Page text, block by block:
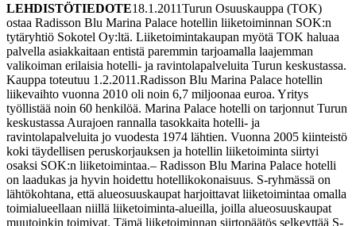
LEHDISTÖTIEDOTE18.1.2011Turun Osuuskauppa (TOK)
ostaa Radisson Blu Marina Palace hotellin liiketoiminnan SOK:n
tytäryhtiö Sokotel Oy:ltä. Liiketoimintakaupan myötä TOK haluaa
palvella asiakkaitaan entistä paremmin tarjoamalla laajemman
valikoiman erilaisia hotelli- ja ravintolapalveluita Turun keskustassa.
Kauppa toteutuu 1.2.2011.Radisson Blu Marina Palace hotellin
liikevaihto vuonna 2010 oli noin 6,7 miljoonaa euroa. Yritys
työllistää noin 60 henkilöä. Marina Palace hotelli on tarjonnut Turun
keskustassa Aurajoen rannalla tasokkaita hotelli- ja
ravintolapalveluita jo vuodesta 1974 lähtien. Vuonna 2005 kiinteistö
koki täydellisen peruskorjauksen ja hotellin liiketoiminta siirtyi
osaksi SOK:n liiketoimintaa.– Radisson Blu Marina Palace hotelli
on laadukas ja hyvin hoidettu hotellikokonaisuus. S-ryhmässä on
lähtökohtana, että alueosuuskaupat harjoittavat liiketoimintaa omalla
toimialueellaan niillä liiketoiminta-alueilla, joilla alueosuuskaupat
muutoinkin toimivat. Tämä liiketoiminnan siirtopäätös selkeyttää S-